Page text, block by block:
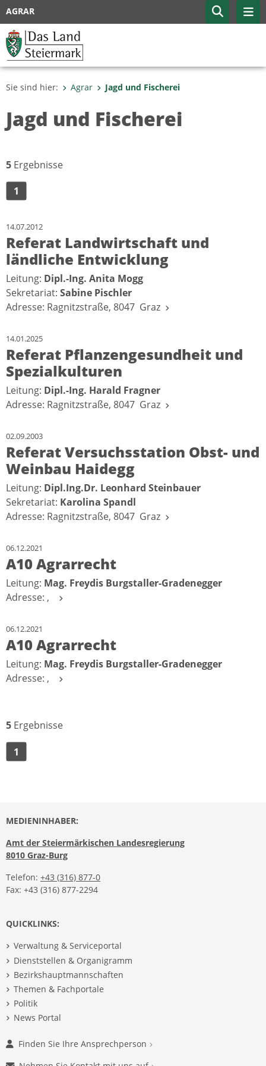
AGRAR
Sie sind hier: Agrar Jagd und Fischerei
Jagd und Fischerei
5 Ergebnisse
1
14.07.2012
Referat Landwirtschaft und
ländliche Entwicklung
Leitung: Dipl.-Ing. Anita Mogg
Sekretariat: Sabine Pischler
Adresse: Ragnitzstraße, 8047 Graz
14.01.2025
Referat Pflanzengesundheit und
Spezialkulturen
Leitung: Dipl.-Ing. Harald Fragner
Adresse: Ragnitzstraße, 8047 Graz
02.09.2003
Referat Versuchsstation Obst- und
Weinbau Haidegg
Leitung: Dipl.Ing.Dr. Leonhard Steinbauer
Sekretariat: Karolina Spandl
Adresse: Ragnitzstraße, 8047 Graz
06.12.2021
A10 Agrarrecht
Leitung: Mag. Freydis Burgstaller-Gradenegger
Adresse: ,
06.12.2021
A10 Agrarrecht
Leitung: Mag. Freydis Burgstaller-Gradenegger
Adresse: ,
5 Ergebnisse
1
MEDIENINHABER:
Amt der Steiermärkischen Landesregierung
8010 Graz-Burg
Telefon: +43 (316) 877-0
Fax: +43 (316) 877-2294
QUICKLINKS:
Verwaltung & Serviceportal
Dienststellen & Organigramm
Bezirkshauptmannschaften
Themen & Fachportale
Politik
News Portal
Finden Sie Ihre Ansprechperson